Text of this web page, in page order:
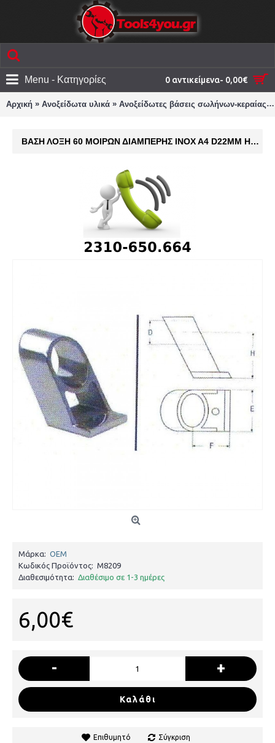
0 αντικείμενα- 0,00€
Menu - Κατηγορίες
Αρχική » Ανοξείδωτα υλικά » Ανοξείδωτες βάσεις σωλήνων-κεραίας »
ΒΑΣΗ ΛΟΞΗ 60 ΜΟΙΡΩΝ ΔΙΑΜΠΕΡΗΣ INOX A4 D22MM H38MM F33MM E35MM OEM M8209
Μάρκα: OEM
Κωδικός Προϊόντος: M8209
Διαθεσιμότητα: Διαθέσιμο σε 1-3 ημέρες
6,00€
- +
Καλάθι
Επιθυμητό Σύγκριση